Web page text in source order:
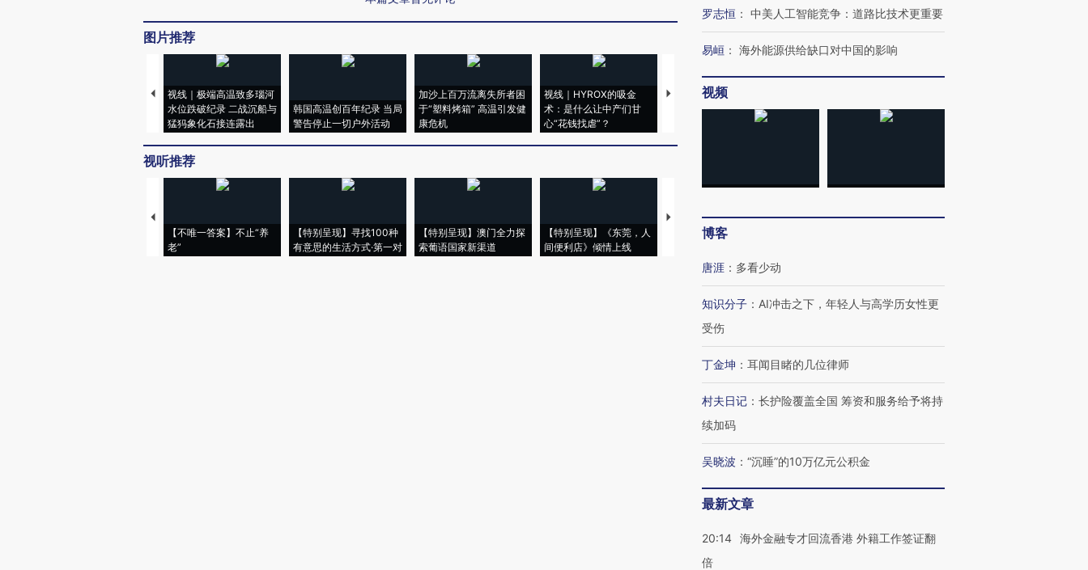
图片推荐
视线｜极端高温致多瑙河
水位跌破纪录 二战沉船与
猛犸象化石接连露出
韩国高温创百年纪录 当局
警告停止一切户外活动
加沙上百万流离失所者困
于“塑料烤箱” 高温引发健
康危机
视线｜HYROX的吸金
术：是什么让中产们甘
心“花钱找虐”？
马航飞行员跨国走私7万
粒摇头丸 尿检体内含3种
度Z世代 用街头抗争将教
机”？难民潮撕裂西班牙
视听推荐
【不唯一答案】不止“养
老”
【特别呈现】寻找100种
有意思的生活方式·第一对
【特别呈现】澳门全力探
索葡语国家新渠道
【特别呈现】《东莞，人
间便利店》倾情上线
【推广】走进第四届链博
会，让数智科技“链”接产
【商旅对话】华住集团
罗志恒 ： 中美人工智能竞争：道路比技术更重要
易峘 ： 海外能源供给缺口对中国的影响
视频
博客
唐涯 ： 多看少动
知识分子 ： AI冲击之下，年轻人与高学历女性更
受伤
丁金坤 ： 耳闻目睹的几位律师
村夫日记 ： 长护险覆盖全国 筹资和服务给予将持
续加码
吴晓波 ： “沉睡”的10万亿元公积金
最新文章
20:14 海外金融专才回流香港 外籍工作签证翻
倍